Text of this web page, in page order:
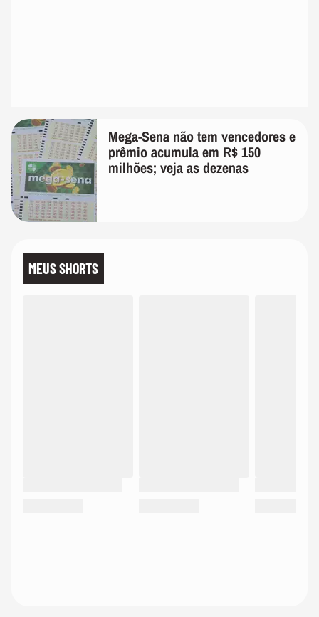
Mega-Sena não tem vencedores e
prêmio acumula em R$ 150
milhões; veja as dezenas
MEUS SHORTS